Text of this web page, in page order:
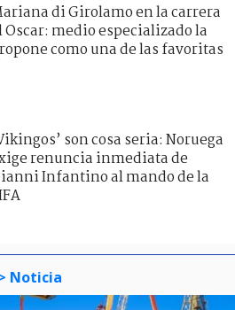
di Girolamo en la carrera
Oscar: medio especializado la
como una de las favoritas
son cosa seria: Noruega
renuncia inmediata de
Infantino al mando de la
Noticia